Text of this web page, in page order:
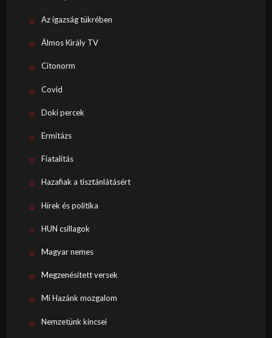
Az igazság tükrében
Álmos Király TV
Citonorm
Covid
Doki percek
Ermitázs
Fiatalítás
Hazafiak a tisztánlátásért
Hírek és politika
HUN csillagok
Magyar nemes
Megzenésített versek
Mi Hazánk mozgalom
Nemzetünk kincsei